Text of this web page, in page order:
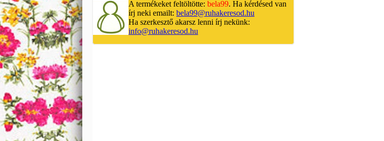
A termékeket feltöltötte: bela99. Ha kérdésed van
írj neki emailt: bela99@ruhakeresod.hu
Ha szerkesztő akarsz lenni írj nekünk:
info@ruhakeresod.hu